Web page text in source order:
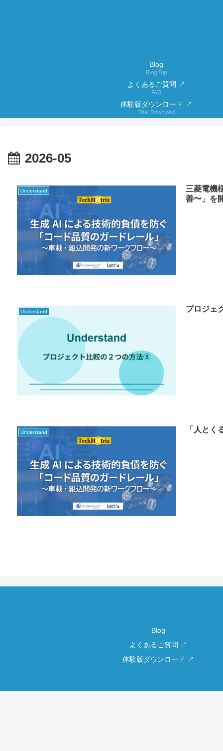
Blog
Blog Top
よくあるご質問 ↗
FAQ
体験版ダウンロード ↗
Trial Download
2026-05
Understand
三菱電機
善〜」を
Understand プロジェ
Understand 「人と
Blog
よくあるご質問 ↗
体験版ダウンロード ↗